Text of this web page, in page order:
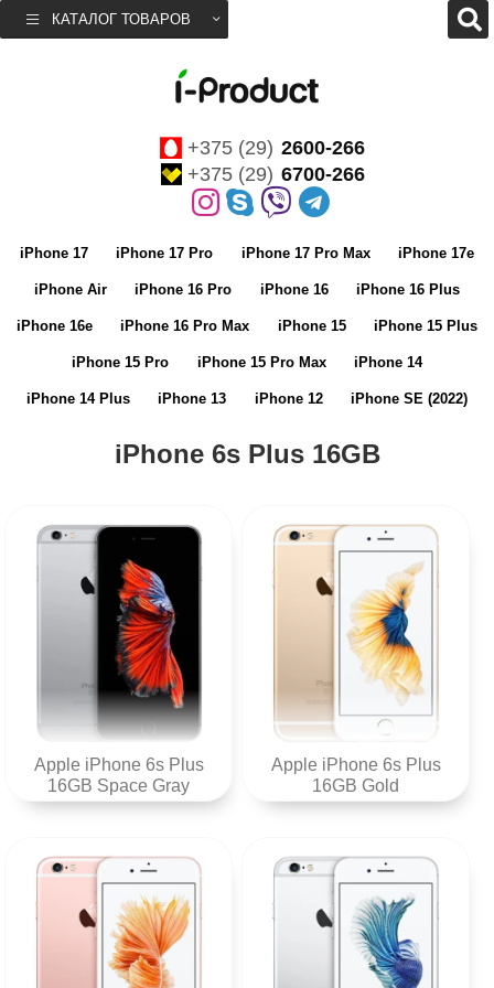
КАТАЛОГ ТОВАРОВ
+375 (29) 2600-266
+375 (29) 6700-266
iPhone 17 iPhone 17 Pro iPhone 17 Pro Max iPhone 17e
iPhone Air iPhone 16 Pro iPhone 16 iPhone 16 Plus
iPhone 16e iPhone 16 Pro Max iPhone 15 iPhone 15 Plus
iPhone 15 Pro iPhone 15 Pro Max iPhone 14
iPhone 14 Plus iPhone 13 iPhone 12 iPhone SE (2022)
iPhone 6s Plus 16GB
Apple iPhone 6s Plus
16GB Space Gray
Apple iPhone 6s Plus
16GB Gold